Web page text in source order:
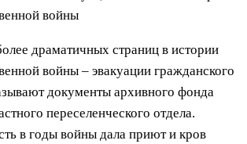
драматичных страниц в истории
войны – эвакуации гражданского
документы архивного фонда
переселенческого отдела.
в годы войны дала приют и кров